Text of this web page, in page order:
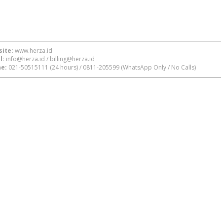
www.herza.id
info@herza.id / billing@herza.id
021-50515111 (24 hours) / 0811-205599 (WhatsApp Only / No Calls)